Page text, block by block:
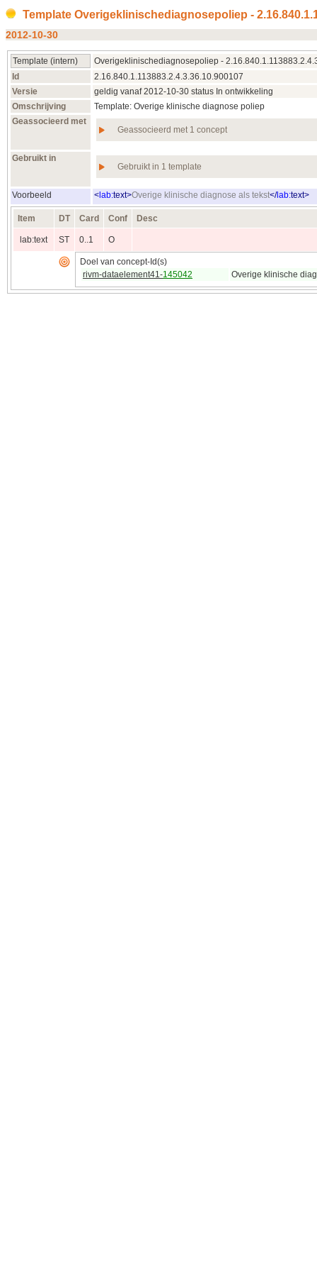
Template Overigeklinischediagnosepoliep -
2012‑10‑30
Template (intern)
Overigeklinischediagnosepoliep -
Id
2.16.840.1.113883.2.4.3.36.10.900107
Versie
geldig vanaf 2012‑10‑30 status In ontwikkeling
Omschrijving
Template: Overige klinische diagnose poliep
Geassocieerd met
Geassocieerd met 1 concept
Gebruikt in
Gebruikt in 1 template
Voorbeeld < lab:text>Overige klinische diagnose als tekst</lab:text>
Item DT Card Conf Desc
lab:text ST 0..1 O
Doel van concept-Id(s)
rivm-dataelement41-145042 Overige klinische